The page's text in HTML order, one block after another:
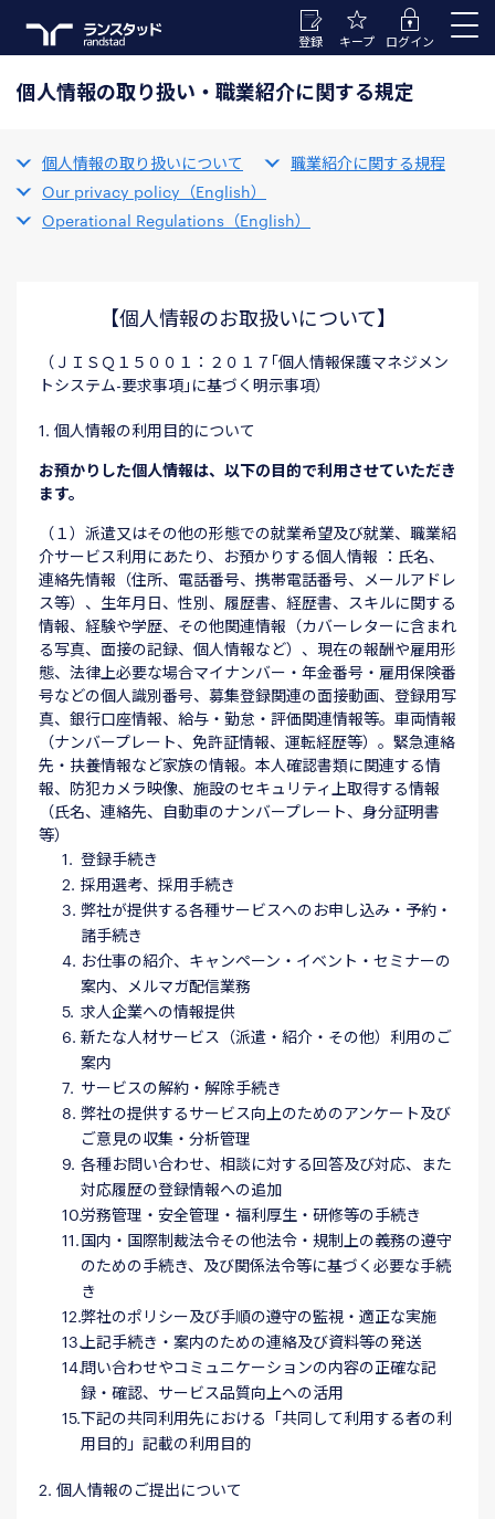
ログイン
キープ
登録
個人情報の取り扱い・職業紹介に関する規定
個人情報の取り扱いについて
職業紹介に関する規程
Our privacy policy（English）
Operational Regulations（English）
【個人情報のお取扱いについて】
（ＪＩＳＱ１５００１：２０１７｢個人情報保護マネジメン
トシステム-要求事項｣に基づく明示事項）
1. 個人情報の利用目的について
お預かりした個人情報は、以下の目的で利用させていただき
ます。
（１）派遣又はその他の形態での就業希望及び就業、職業紹
介サービス利用にあたり、お預かりする個人情報 ：氏名、
連絡先情報（住所、電話番号、携帯電話番号、メールアドレ
ス等）、生年月日、性別、履歴書、経歴書、スキルに関する
情報、経験や学歴、その他関連情報（カバーレターに含まれ
る写真、面接の記録、個人情報など）、現在の報酬や雇用形
態、法律上必要な場合マイナンバー・年金番号・雇用保険番
号などの個人識別番号、募集登録関連の面接動画、登録用写
真、銀行口座情報、給与・勤怠・評価関連情報等。車両情報
（ナンバープレート、免許証情報、運転経歴等）。緊急連絡
先・扶養情報など家族の情報。本人確認書類に関連する情
報、防犯カメラ映像、施設のセキュリティ上取得する情報
（氏名、連絡先、自動車のナンバープレート、身分証明書
等）
登録手続き
採用選考、採用手続き
弊社が提供する各種サービスへのお申し込み・予約・
諸手続き
お仕事の紹介、キャンペーン・イベント・セミナーの
案内、メルマガ配信業務
求人企業への情報提供
新たな人材サービス（派遣・紹介・その他）利用のご
案内
サービスの解約・解除手続き
弊社の提供するサービス向上のためのアンケート及び
ご意見の収集・分析管理
各種お問い合わせ、相談に対する回答及び対応、また
対応履歴の登録情報への追加
労務管理・安全管理・福利厚生・研修等の手続き
国内・国際制裁法令その他法令・規制上の義務の遵守
のための手続き、及び関係法令等に基づく必要な手続
き
弊社のポリシー及び手順の遵守の監視・適正な実施
上記手続き・案内のための連絡及び資料等の発送
問い合わせやコミュニケーションの内容の正確な記
録・確認、サービス品質向上への活用
下記の共同利用先における「共同して利用する者の利
用目的」記載の利用目的
2. 個人情報のご提出について